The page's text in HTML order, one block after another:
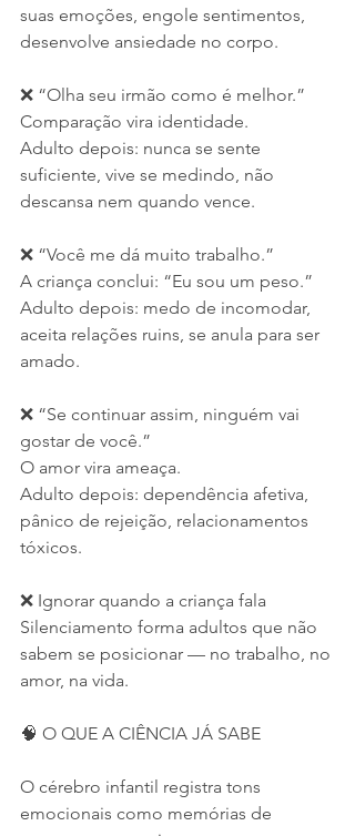
suas emoções, engole sentimentos,
desenvolve ansiedade no corpo.
❌ “Olha seu irmão como é melhor.”
Comparação vira identidade.
Adulto depois: nunca se sente
suficiente, vive se medindo, não
descansa nem quando vence.
❌ “Você me dá muito trabalho.”
A criança conclui: “Eu sou um peso.”
Adulto depois: medo de incomodar,
aceita relações ruins, se anula para ser
amado.
❌ “Se continuar assim, ninguém vai
gostar de você.”
O amor vira ameaça.
Adulto depois: dependência afetiva,
pânico de rejeição, relacionamentos
tóxicos.
❌ Ignorar quando a criança fala
Silenciamento forma adultos que não
sabem se posicionar — no trabalho, no
amor, na vida.
🧠 O QUE A CIÊNCIA JÁ SABE
O cérebro infantil registra tons
emocionais como memórias de